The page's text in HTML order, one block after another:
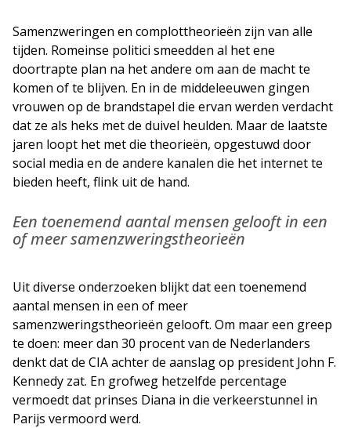
Samenzweringen en complottheorieën zijn van alle
tijden. Romeinse politici smeedden al het ene
doortrapte plan na het andere om aan de macht te
komen of te blijven. En in de middeleeuwen gingen
vrouwen op de brandstapel die ervan werden verdacht
dat ze als heks met de duivel heulden. Maar de laatste
jaren loopt het met die theorieën, opgestuwd door
social media en de andere kanalen die het internet te
bieden heeft, flink uit de hand.
Een toenemend aantal mensen gelooft in een
of meer samenzweringstheorieën
Uit diverse onderzoeken blijkt dat een toenemend
aantal mensen in een of meer
samenzweringstheorieën gelooft. Om maar een greep
te doen: meer dan 30 procent van de Nederlanders
denkt dat de CIA achter de aanslag op president John F.
Kennedy zat. En grofweg hetzelfde percentage
vermoedt dat prinses Diana in die verkeerstunnel in
Parijs vermoord werd.